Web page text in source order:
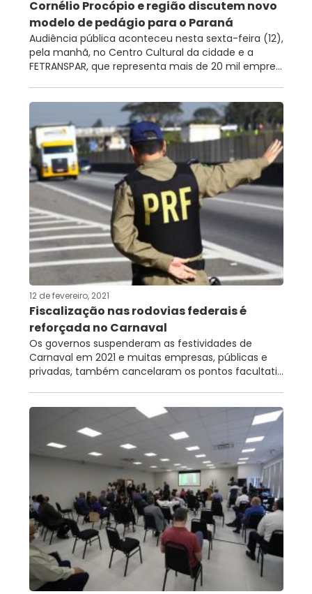
Cornélio Procópio e região discutem novo
modelo de pedágio para o Paraná
Audiência pública aconteceu nesta sexta-feira (12),
pela manhã, no Centro Cultural da cidade e a
FETRANSPAR, que representa mais de 20 mil empre...
12 de fevereiro, 2021
Fiscalização nas rodovias federais é
reforçada no Carnaval
Os governos suspenderam as festividades de
Carnaval em 2021 e muitas empresas, públicas e
privadas, também cancelaram os pontos facultati...